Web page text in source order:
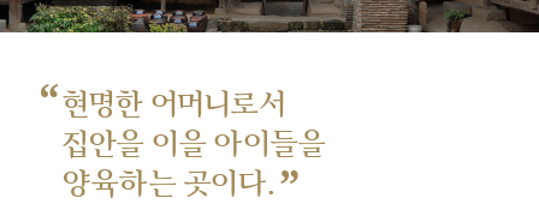
“현명한 어머니로서
집안을 이을 아이들을
양육하는 곳이다. ”